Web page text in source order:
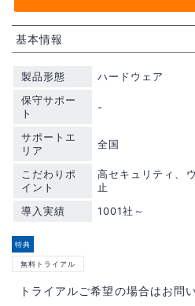
基本情報
製品形態
ハードウェア
保守サポー
ト
-
サポートエ
リア
全国
こだわりポ
イント
高セキュリティ、
止
導入実績
1001社～
特典
無料トライアル
トライアルご希望の場合はお問